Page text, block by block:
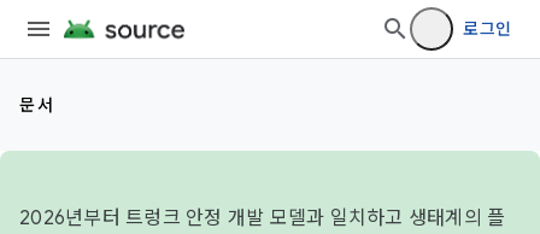
로그인
문서
2026년부터 트렁크 안정 개발 모델과 일치하고 생태계의 플